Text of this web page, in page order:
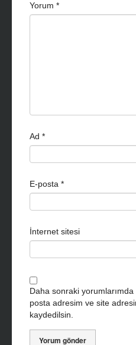
Yorum *
Ad *
E-posta *
İnternet sitesi
Daha sonraki yorumlarımda
posta adresim ve site
kaydedilsin.